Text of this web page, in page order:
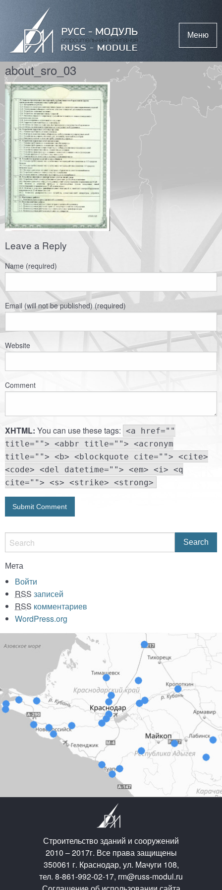
Меню
about_sro_03
Leave a Reply
Name (required)
Email (will not be published) (required)
Website
Comment
XHTML: You can use these tags: <a href=""
title=""> <abbr title=""> <acronym
title=""> <b> <blockquote cite=""> <cite>
<code> <del datetime=""> <em> <i> <q
cite=""> <s> <strike> <strong>
Мета
Войти
RSS записей
RSS комментариев
WordPress.org
Строительство зданий и сооружений
2010 – 2017г. Все права защищены
350061 г. Краснодар, ул. Мачуги 108,
тел. 8-861-992-02-17, rm@russ-modul.ru